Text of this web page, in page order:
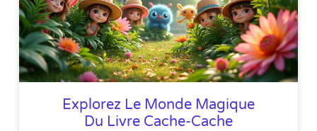
Explorez Le Monde Magique
Du Livre Cache-Cache